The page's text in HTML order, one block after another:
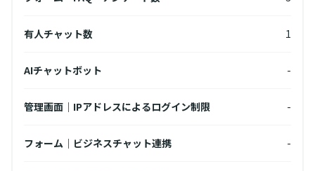
有人チャット数 1
AIチャットボット -
管理画面｜IPアドレスによるログイン制限 -
フォーム｜ビジネスチャット連携 -